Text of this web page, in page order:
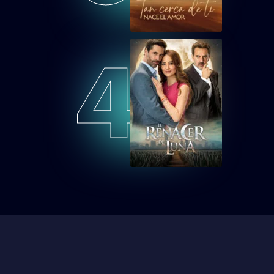
Tan cerca de ti,
nace el amor
Capítulo 39
TCDTNEAEP40
Tan cerca de ti,
nace el amor
Capítulo 40
TCDTNEAEP41
Tan cerca de ti,
nace el amor
Capítulo 41
4